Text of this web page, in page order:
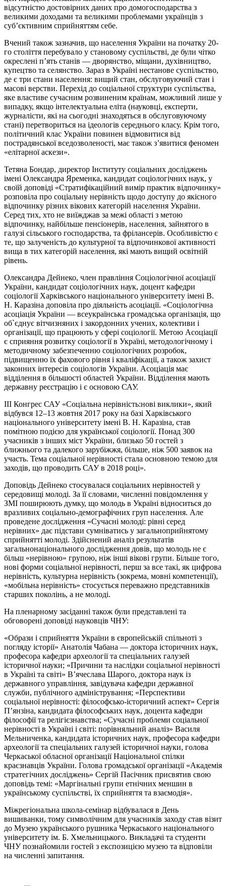
відсутністю достовірних даних про домогосподарства з
великими доходами та великими проблемами українців з
суб’єктивним сприйняттям себе.
Вчений також зазначив, що населення України на початку 20-
го століття перебувало у становому суспільстві, де були чітко
окреслені п’ять станів — дворянство, міщани, духівництво,
купецтво та селянство. Зараз в Україні нестанове суспільство,
де є три стани населення: вищий стан, обслуговуючий стан і
масові верстви. Перехід до соціальної структури суспільства,
яке властиве сучасним розвиненим країнам, можливий лише у
випадку, якщо інтелектуальна еліта (науковці, експерти,
журналісти, які на сьогодні знаходяться в обслуговуючому
стані) перетвориться на ідеологів середнього класу. Крім того,
політичний клас України повинен відмовитися від
пострадянської вседозволеності, має також з’явитися феномен
«елітарної аскези».
Тетяна Бондар, директор Інституту соціальних досліджень
імені Олександра Яременка, кандидат соціологічних наук, у
своїй доповіді «Стратифікаційний вимір практик відпочинку»
розповіла про соціальну нерівність щодо доступу до якісного
відпочинку різних вікових категорій населення України.
Серед тих, хто не виїжджав за межі області з метою
відпочинку, найбільше пенсіонерів, населення, зайнятого в
галузі сільського господарства, та фрілансерів. Особливістю є
те, що залученість до культурної та відпочинкової активності
вища в тих категорій населення, які мають вищий освітній
рівень.
Олександра Дейнеко, член правління Соціологічної асоціації
України, кандидат соціологічних наук, доцент кафедри
соціології Харківського національного університету імені В.
Н. Каразіна доповіла про діяльність асоціації. «Соціологічна
асоціація України — всеукраїнська громадська організація, що
об`єднує вітчизняних і закордонних учених, колективи і
організації, що працюють у сфері соціології. Метою Асоціації
є сприяння розвитку соціології в Україні, методологічному і
методичному забезпеченню соціологічних розробок,
підвищенню їх фахового рівня і кваліфікації, а також захист
законних інтересів соціологів України. Асоціація має
відділення в більшості областей України. Відділення мають
державну реєстрацію і є основою САУ.
ІІІ Конгрес САУ «Соціальна нерівність׃ нові виклики», який
відбувся 12–13 жовтня 2017 року на базі Харківського
національного університету імені В. Н. Каразіна, став
помітною подією для української соціології. Понад 300
учасників з інших міст України, близько 50 гостей з
ближнього та далекого зарубіжжя, більше, ніж 500 заявок на
участь. Тема соціальної нерівності стала основною темою для
заходів, що проводить САУ в 2018 році».
Доповідь Дейнеко стосувалася соціальних нерівностей у
середовищі молоді. За її словами, численні повідомлення у
ЗМІ поширюють думку, що молодь в Україні відноситься до
вразливих соціально-демографічних груп населення. Але
проведене дослідження «Сучасні молоді: рівні серед
нерівних» дає підстави сумніватись у загальноприйнятому
сприйнятті молоді. Здійснений аналіз результатів
загальнонаціонального дослідження довів, що молодь не є
більш «нерівною» групою, ніж інші вікові групи. Більше того,
нові форми соціальної нерівності, перш за все такі, як цифрова
нерівність, культурна нерівність (зокрема, мовні компетенції),
«мобільна нерівність» стосується переважно представників
старших поколінь, а не молоді.
На пленарному засіданні також були представлені та
обговорені доповіді науковців ЧНУ:
«Образи і сприйняття України в європейській спільноті з
погляду історії» Анатолія Чабана — доктора історичних наук,
професора кафедри археології та спеціальних галузей
історичної науки; «Причини та наслідки соціальної нерівності
в Україні та світі» В’ячеслава Шарого, доктора наук із
державного управління, завідувача кафедри державної
служби, публічного адміністрування; «Перспективи
соціальної нерівності: філософсько-історичний аспект» Сергія
П’янзіна, кандидата філософських наук, доцента кафедри
філософії та релігієзнавства; «Сучасні проблеми соціальної
нерівності в Україні і світі: порівняльний аналіз» Василя
Мельниченка, кандидата історичних наук, професора кафедри
археології та спеціальних галузей історичної науки, голова
Черкаської обласної організації Національної спілки
краєзнавців України. Голова громадської організації «Академія
стратегічних досліджень» Сергій Пасічник присвятив свою
доповідь темі: «Маргінальні групи етнічних меншин в
українському суспільстві, їх сприйняття та взаємодія».
Міжрегіональна школа-семінар відбувалася в День
вишиванки, тому символічним для учасників заходу став візит
до Музею українського рушника Черкаського національного
університету ім. Б. Хмельницького. Викладачі та студенти
ЧНУ познайомили гостей з експозицією музею та відповіли
на численні запитання.